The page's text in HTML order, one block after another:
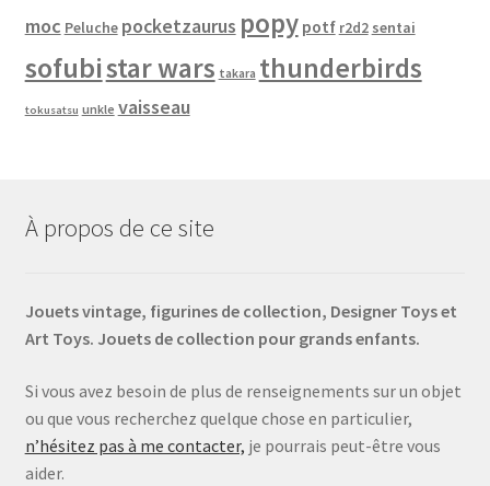
moc Peluche pocketzaurus popy potf r2d2 sentai
sofubistar wars takara thunderbirds
tokusatsu unkle vaisseau
À propos de ce site
Jouets vintage, figurines de collection, Designer Toys et
Art Toys. Jouets de collection pour grands enfants.
Si vous avez besoin de plus de renseignements sur un objet
ou que vous recherchez quelque chose en particulier,
n’hésitez pas à me contacter, je pourrais peut-être vous
aider.